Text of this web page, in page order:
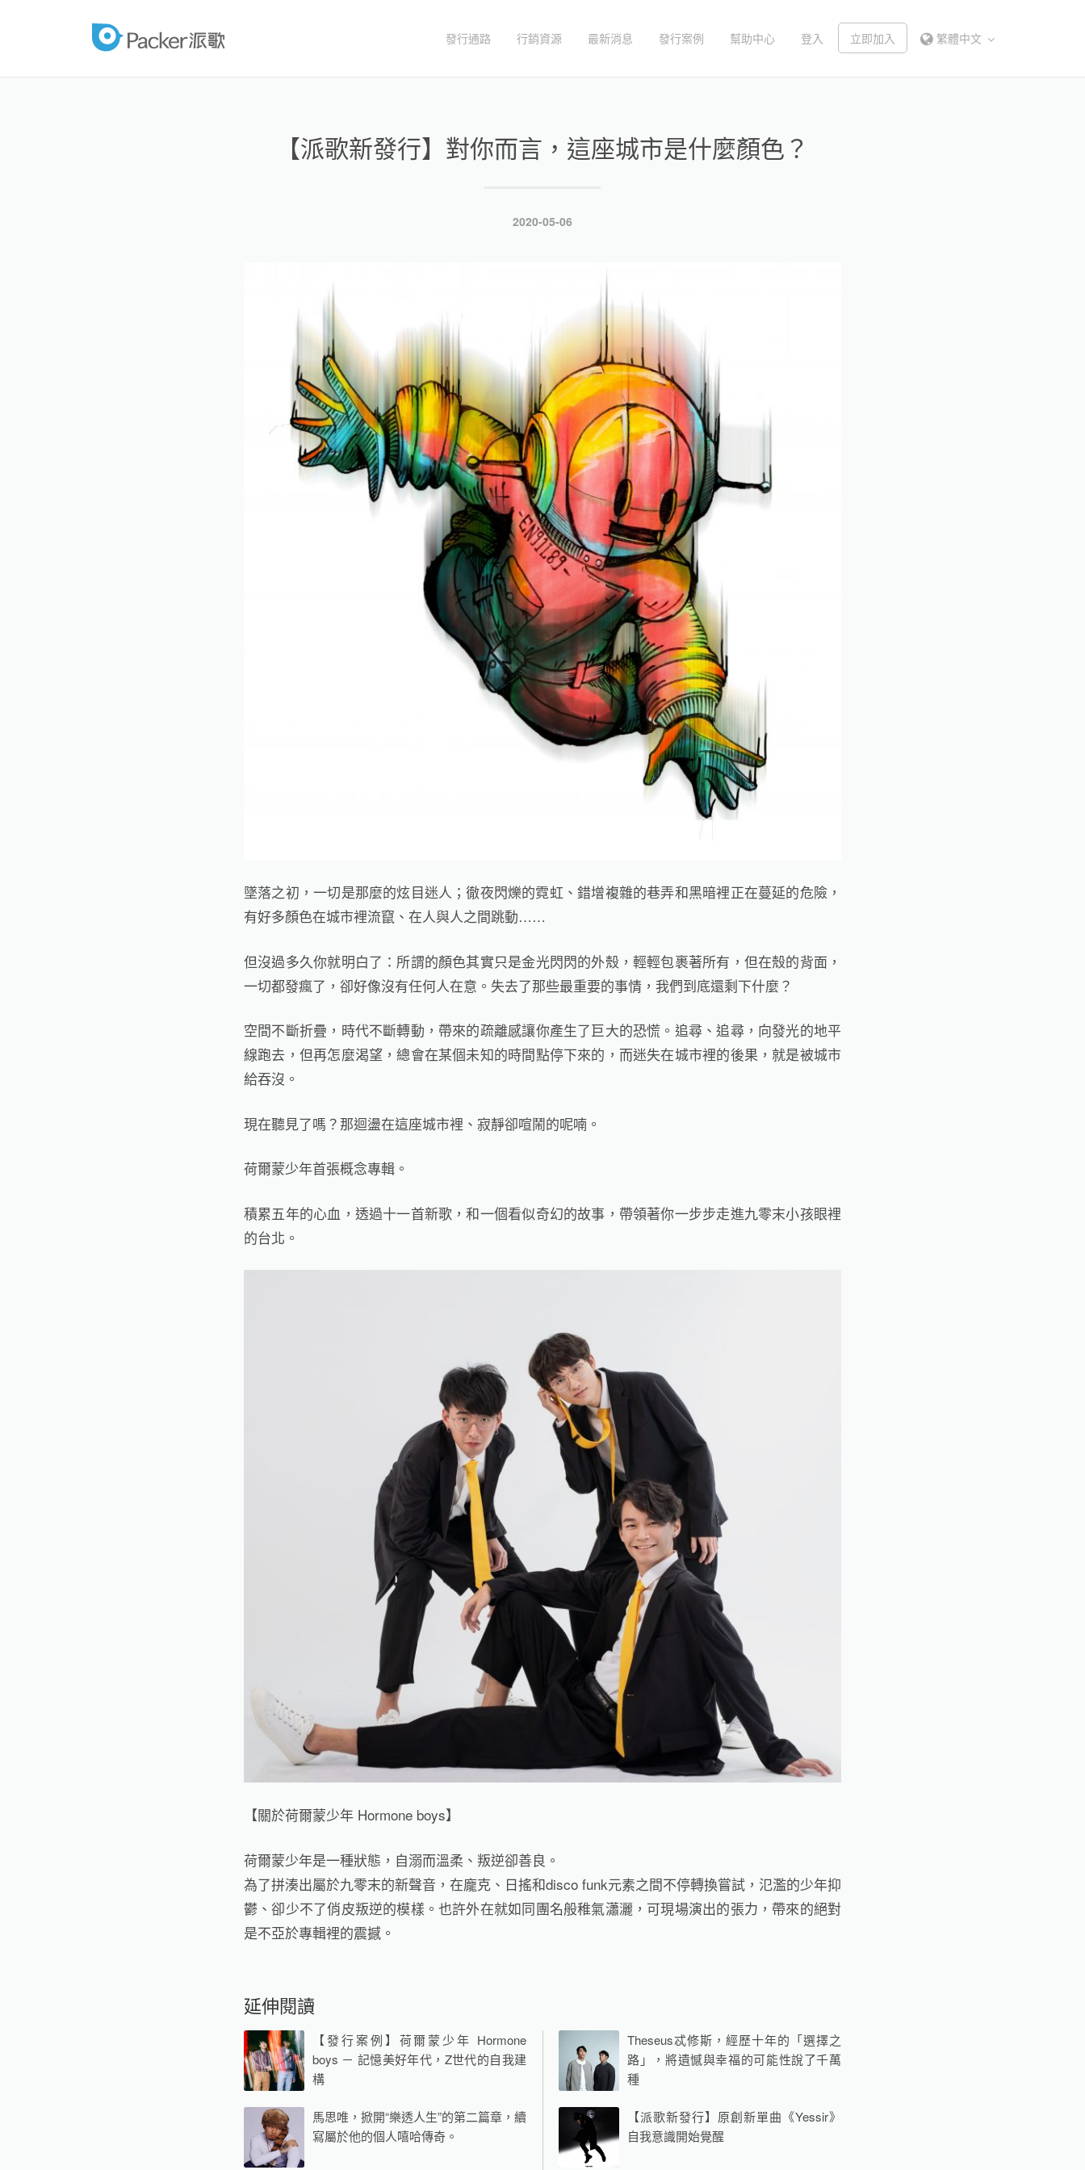
packer 發行通路 行銷資源 最新消息 發行案例 幫助中心 登入 立即加入 繁體中文
【派歌新發行】對你而言，這座城市是什麼顏色？
發
2020-05-06
墜落之初，一切是那麼的炫目迷人；徹夜閃爍的霓虹、錯增複雜的巷弄和黑暗裡正在蔓延的危險，
有好多顏色在城市裡流竄、在人與人之間跳動……
但沒過多久你就明白了：所謂的顏色其實只是金光閃閃的外殼，輕輕包裹著所有，但在殼的背面，
一切都發瘋了，卻好像沒有任何人在意。失去了那些最重要的事情，我們到底還剩下什麼？
空間不斷折疊，時代不斷轉動，帶來的疏離感讓你產生了巨大的恐慌。追尋、追尋，向發光的地平
線跑去，但再怎麼渴望，總會在某個未知的時間點停下來的，而迷失在城市裡的後果，就是被城市
給吞沒。
現在聽見了嗎？那迴盪在這座城市裡、寂靜卻喧鬧的呢喃。
荷爾蒙少年首張概念專輯。
積累五年的心血，透過十一首新歌，和一個看似奇幻的故事，帶領著你一步步走進九零末小孩眼裡
的台北。
【關於荷爾蒙少年 Hormone boys】
荷爾蒙少年是一種狀態，自溺而溫柔、叛逆卻善良。
為了拼湊出屬於九零末的新聲音，在龐克、日搖和disco funk元素之間不停轉換嘗試，氾濫的少年抑
鬱、卻少不了俏皮叛逆的模樣。也許外在就如同團名般稚氣瀟灑，可現場演出的張力，帶來的絕對
是不亞於專輯裡的震撼。
延伸閱讀
【發行案例】荷爾蒙少年 Hormone
boys － 記憶美好年代，Z世代的自我建
構
馬思唯，掀開“樂透人生”的第二篇章，續
寫屬於他的個人嘻哈傳奇。
Theseus忒修斯，經歷十年的「選擇之
路」，將遺憾與幸福的可能性說了千萬
種
【派歌新發行】原創新單曲《Yessir》
自我意識開始覺醒